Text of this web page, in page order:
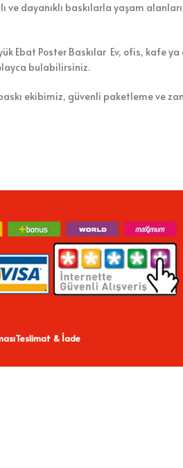
ve dayanıklı baskılarla yaşam
Ebat Poster Baskılar Ev, ofis, kafe
bulabilirsiniz.
ekibimiz, güvenli paketleme ve
Teslimat & İade